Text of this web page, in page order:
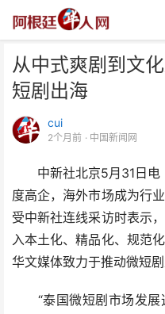
从中式爽剧到文
短剧出海
cui
2个月前 · 中国新闻网
中新社北京5月31日电 (
度高企，海外市场成为行
受中新社连线采访时表示
入本土化、精品化、规范
华文媒体致力于推动微短
“泰国微短剧市场发展
从中式爽剧到文化连
探路微短剧出海